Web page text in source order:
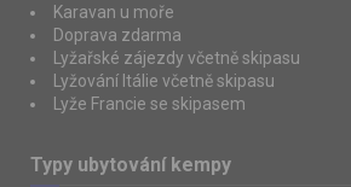
Karavan u moře
Doprava zdarma
Lyžařské zájezdy včetně skipasu
Lyžování Itálie včetně skipasu
Lyže Francie se skipasem
Typy ubytování kempy